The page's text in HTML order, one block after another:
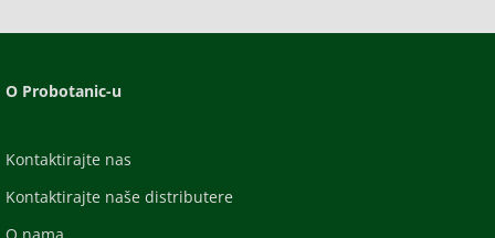
O Probotanic-u
Kontaktirajte nas
Kontaktirajte naše distributere
O nama